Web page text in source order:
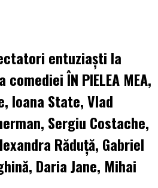
entuziaști la
ÎN PIELEA MEA,
Ioana State, Vlad
Sergiu Costache,
Răduță, Gabriel
Daria Jane, Mihai